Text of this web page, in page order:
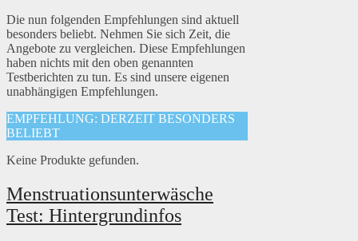
Die nun folgenden Empfehlungen sind aktuell
besonders beliebt. Nehmen Sie sich Zeit, die
Angebote zu vergleichen. Diese Empfehlungen
haben nichts mit den oben genannten
Testberichten zu tun. Es sind unsere eigenen
unabhängigen Empfehlungen.
EMPFEHLUNG: DERZEIT BESONDERS
BELIEBT
Keine Produkte gefunden.
Menstruationsunterwäsche
Test: Hintergrundinfos